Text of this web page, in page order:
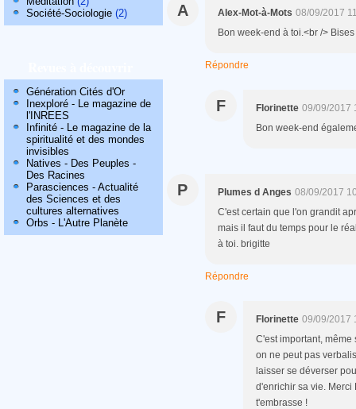
Société-Sociologie (2)
Génération Cités d'Or
Inexploré - Le magazine de
l'INREES
Infinité - Le magazine de la
spiritualité et des mondes
invisibles
Natives - Des Peuples -
Des Racines
Parasciences - Actualité
des Sciences et des
cultures alternatives
Orbs - L'Autre Planète
A Alex-Mot-à-Mots 08/09/2017
Bon week-end à toi.<br /> Bises
Répondre
F Florinette 09/09/2017
Bon week-end
P Plumes d Anges 08/09/2017
C'est certain que l'on grandit
mais il faut du temps pour le
à toi. brigitte
Répondre
F Florinette 09/09/2017
C'est important,
on ne peut pas
laisser se déverser
d'enrichir sa vie. Merci
t'embrasse !